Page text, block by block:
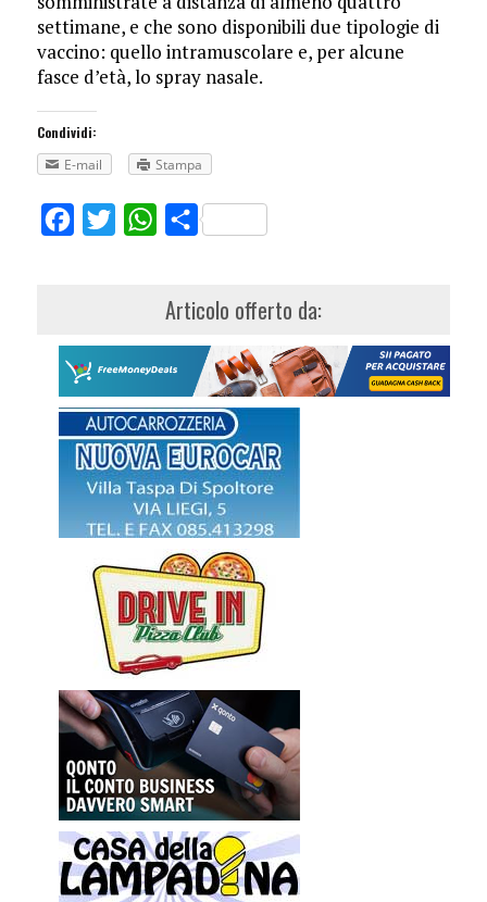
settimane, e che sono disponibili due tipologie di
vaccino: quello intramuscolare e, per alcune
fasce d’età, lo spray nasale.
Condividi:
E-mail
Stampa
FacebookTwitterWhatsApp
Share
Articolo offerto da: